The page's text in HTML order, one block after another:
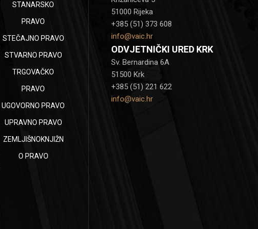
STANARSKO
PRAVO
STEČAJNO PRAVO
STVARNO PRAVO
TRGOVAČKO
PRAVO
UGOVORNO PRAVO
UPRAVNO PRAVO
ZEMLJIŠNOKNJIŽN
O PRAVO
51000 Rijeka
+385 (51) 373 608
info@vaic.hr
ODVJETNIČKI URED KRK
Sv. Bernardina 6A
51500 Krk
+385 (51) 221 622
info@vaic.hr